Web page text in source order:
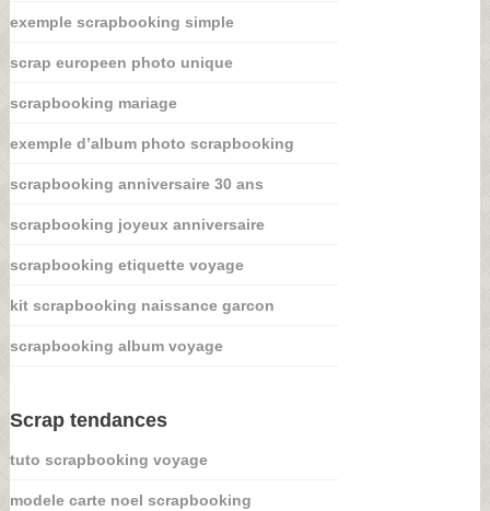
exemple scrapbooking simple
scrap europeen photo unique
scrapbooking mariage
exemple d’album photo scrapbooking
scrapbooking anniversaire 30 ans
scrapbooking joyeux anniversaire
scrapbooking etiquette voyage
kit scrapbooking naissance garcon
scrapbooking album voyage
Scrap tendances
tuto scrapbooking voyage
modele carte noel scrapbooking